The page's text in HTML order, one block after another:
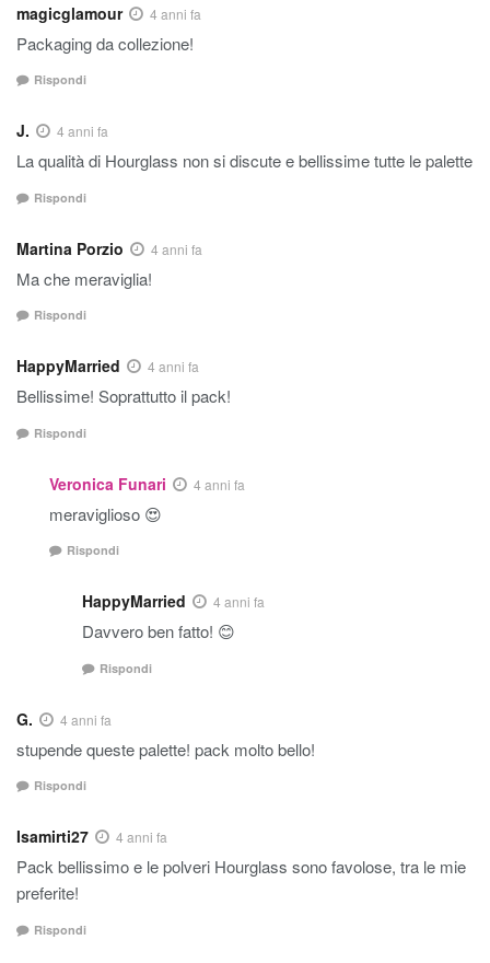
magicglamour 4 anni fa
Packaging da collezione!
Rispondi
J. 4 anni fa
La qualità di Hourglass non si discute e bellissime tutte le palette
Rispondi
Martina Porzio 4 anni fa
Ma che meraviglia!
Rispondi
HappyMarried 4 anni fa
Bellissime! Soprattutto il pack!
Rispondi
Veronica Funari 4 anni fa
meraviglioso 😍
Rispondi
HappyMarried 4 anni fa
Davvero ben fatto! 😊
Rispondi
G. 4 anni fa
stupende queste palette! pack molto bello!
Rispondi
Isamirti27 4 anni fa
Pack bellissimo e le polveri Hourglass sono favolose, tra le mie
preferite!
Rispondi